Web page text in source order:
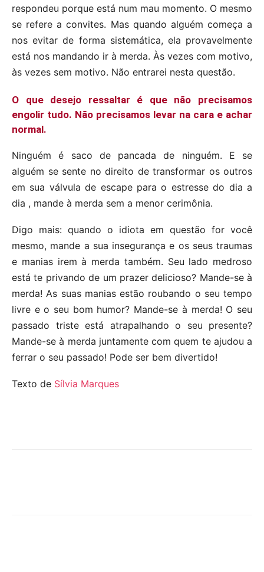
respondeu porque está num mau momento. O mesmo
se refere a convites. Mas quando alguém começa a
nos evitar de forma sistemática, ela provavelmente
está nos mandando ir à merda. Às vezes com motivo,
às vezes sem motivo. Não entrarei nesta questão.
O que desejo ressaltar é que não precisamos
engolir tudo. Não precisamos levar na cara e achar
normal.
Ninguém é saco de pancada de ninguém. E se
alguém se sente no direito de transformar os outros
em sua válvula de escape para o estresse do dia a
dia , mande à merda sem a menor cerimônia.
Digo mais: quando o idiota em questão for você
mesmo, mande a sua insegurança e os seus traumas
e manias irem à merda também. Seu lado medroso
está te privando de um prazer delicioso? Mande-se à
merda! As suas manias estão roubando o seu tempo
livre e o seu bom humor? Mande-se à merda! O seu
passado triste está atrapalhando o seu presente?
Mande-se à merda juntamente com quem te ajudou a
ferrar o seu passado! Pode ser bem divertido!
Texto de Sílvia Marques